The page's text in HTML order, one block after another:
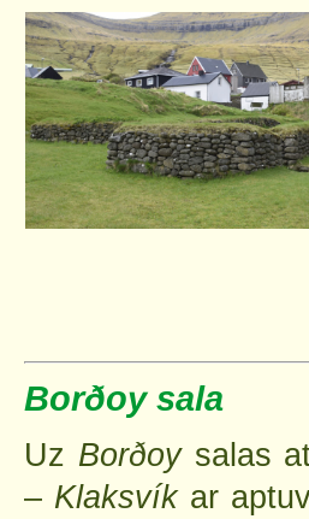
Borðoy sala
Uz Borðoysalas
– Klaksvík ar